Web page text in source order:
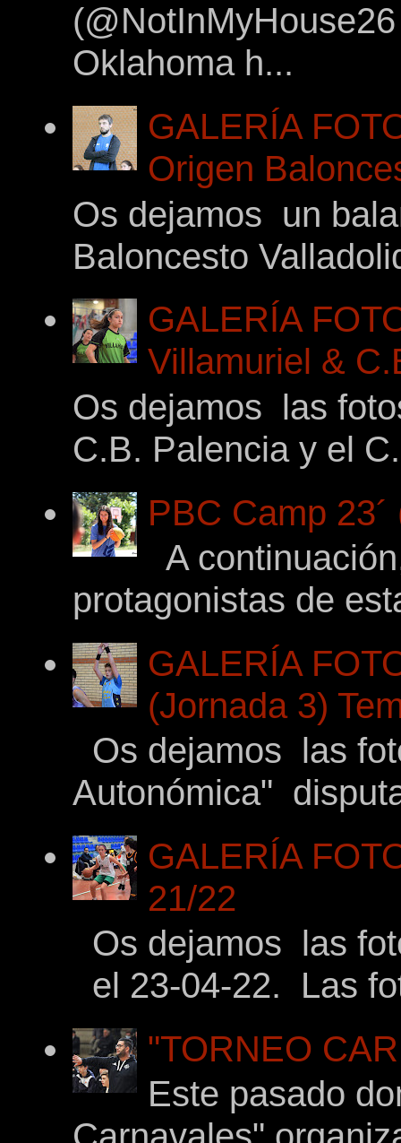
Oklahoma h...
GALERÍA
Origen
Os dejamos un
Baloncesto
GALERÍA
Villamuriel &
Os dejamos las
C.B. Palencia y el
PBC Camp
A
protagonistas de
GALERÍA
(Jornada 3)
Os dejamos las
Autonómica"
GALERÍA
21/22
Os dejamos las
el 23-04-22. Las
"TORNEO
Este pasado